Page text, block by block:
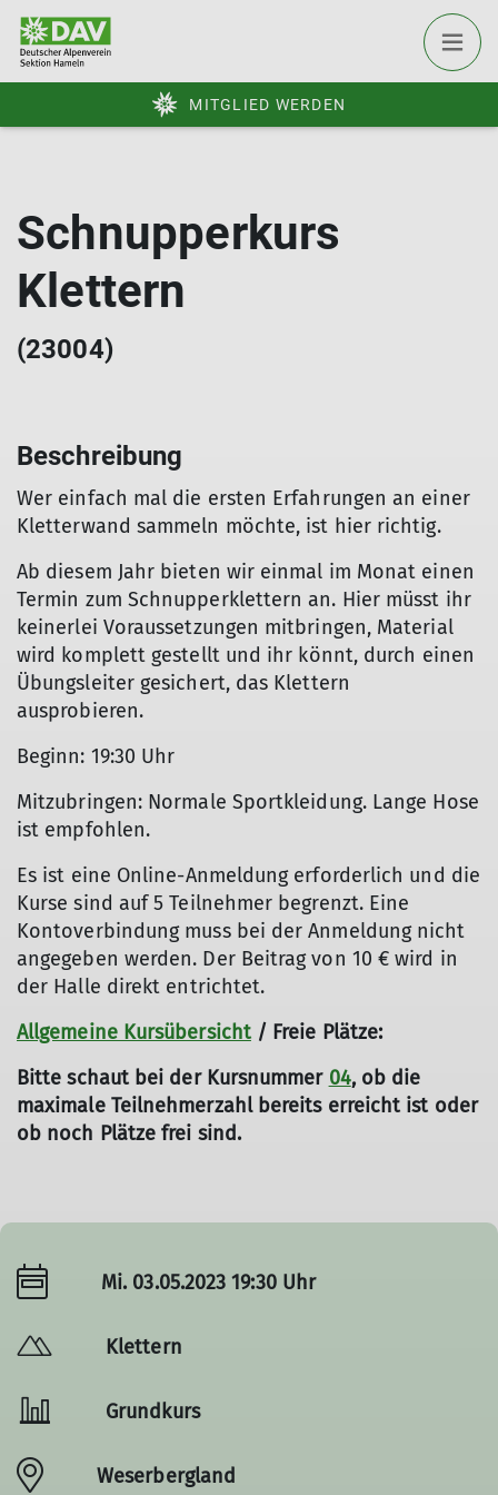
MITGLIED WERDEN
Schnupperkurs
Klettern
(23004)
Beschreibung
Wer einfach mal die ersten Erfahrungen an einer
Kletterwand sammeln möchte, ist hier richtig.
Ab diesem Jahr bieten wir einmal im Monat einen
Termin zum Schnupperklettern an. Hier müsst ihr
keinerlei Voraussetzungen mitbringen, Material
wird komplett gestellt und ihr könnt, durch einen
Übungsleiter gesichert, das Klettern
ausprobieren.
Beginn: 19:30 Uhr
Mitzubringen: Normale Sportkleidung. Lange Hose
ist empfohlen.
Es ist eine Online-Anmeldung erforderlich und die
Kurse sind auf 5 Teilnehmer begrenzt. Eine
Kontoverbindung muss bei der Anmeldung nicht
angegeben werden. Der Beitrag von 10 € wird in
der Halle direkt entrichtet.
Allgemeine Kursübersicht/ Freie Plätze:
Bitte schaut bei der Kursnummer 04, ob die
maximale Teilnehmerzahl bereits erreicht ist oder
ob noch Plätze frei sind.
Mi. 03.05.2023 19:30 Uhr
Klettern
Grundkurs
Weserbergland